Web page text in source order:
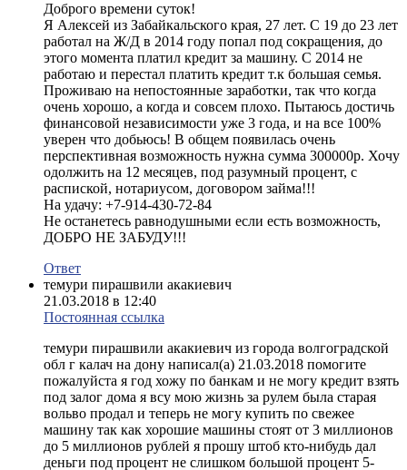
Доброго времени суток!
Я Алексей из Забайкальского края, 27 лет. С 19 до 23 лет
работал на Ж/Д в 2014 году попал под сокращения, до
этого момента платил кредит за машину. С 2014 не
работаю и перестал платить кредит т.к большая семья.
Проживаю на непостоянные заработки, так что когда
очень хорошо, а когда и совсем плохо. Пытаюсь достичь
финансовой независимости уже 3 года, и на все 100%
уверен что добьюсь! В общем появилась очень
перспективная возможность нужна сумма 300000р. Хочу
одолжить на 12 месяцев, под разумный процент, с
распиской, нотариусом, договором займа!!!
На удачу: +7-914-430-72-84
Не останетесь равнодушными если есть возможность,
ДОБРО НЕ ЗАБУДУ!!!
Ответ
темури пирашвили акакиевич
21.03.2018 в 12:40
Постоянная ссылка
темури пирашвили акакиевич из города волгоградской
обл г калач на дону написал(а) 21.03.2018 помогите
пожалуйста я год хожу по банкам и не могу кредит взять
под залог дома я всу мою жизнь за рулем была старая
вольво продал и теперь не могу купить по свежее
машину так как хорошие машины стоят от 3 миллионов
до 5 миллионов рублей я прошу штоб кто-нибудь дал
деньги под процент не слишком большой процент 5-